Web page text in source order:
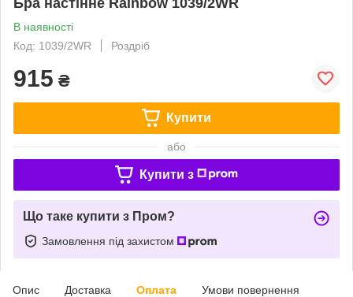
В наявності
Код: 1039/2WR
Роздріб
915 ₴
Купити
або
Купити з
Що таке купити з Пром?
Замовлення під захистом
Опис Доставка Оплата Умови повернення